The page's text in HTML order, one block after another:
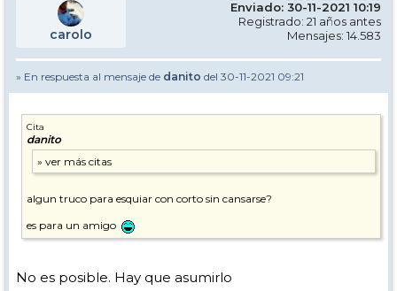
carolo
Enviado: 30-11-2021 10:19
Registrado: 21 años antes
Mensajes: 14.583
» En respuesta al mensaje de danito del 30-11-2021 09:21
Cita
danito
algun truco para esquiar con corto sin cansarse?
es para un amigo
No es posible. Hay que asumirlo